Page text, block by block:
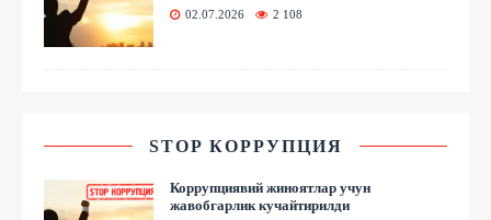
02.07.2026 2 108
STOP КОРРУПЦИЯ
Коррупциявий жиноятлар учун
жавобгарлик кучайтирилди